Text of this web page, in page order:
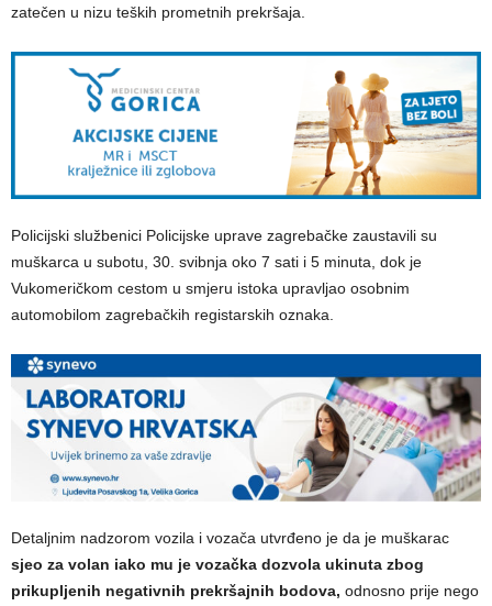
zatečen u nizu teških prometnih prekršaja.
Policijski službenici Policijske uprave zagrebačke zaustavili su
muškarca u subotu, 30. svibnja oko 7 sati i 5 minuta, dok je
Vukomeričkom cestom u smjeru istoka upravljao osobnim
automobilom zagrebačkih registarskih oznaka.
Detaljnim nadzorom vozila i vozača utvrđeno je da je muškarac
sjeo za volan iako mu je vozačka dozvola ukinuta zbog
prikupljenih negativnih prekršajnih bodova, odnosno prije nego